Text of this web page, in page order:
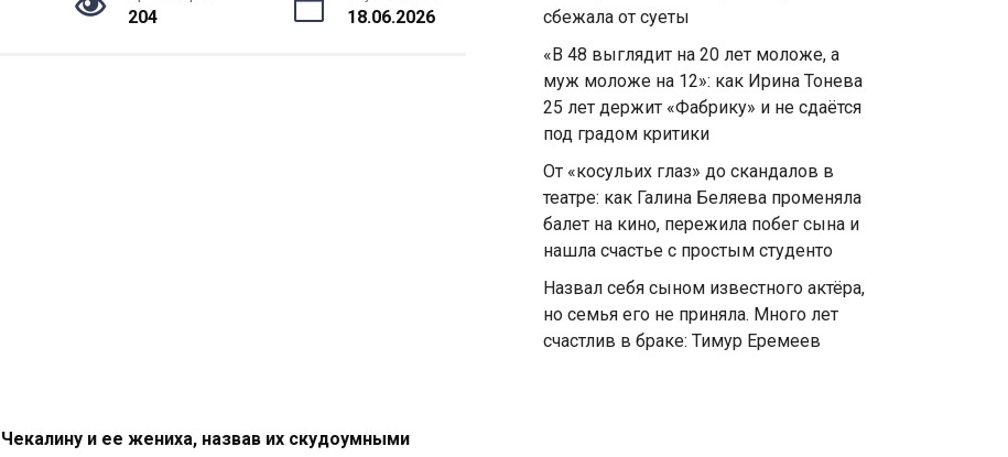
204 18.06.2026
и ее жениха, назвав их скудоумными
сбежала от суеты
«В 48 выглядит на 20 лет моложе, а
муж моложе на 12»: как Ирина Тонева
25 лет держит «Фабрику» и не сдаётся
под градом критики
От «косульих глаз» до скандалов в
театре: как Галина Беляева променяла
балет на кино, пережила побег сына и
нашла счастье с простым студенто
Назвал себя сыном известного актёра,
но семья его не приняла. Много лет
счастлив в браке: Тимур Еремеев